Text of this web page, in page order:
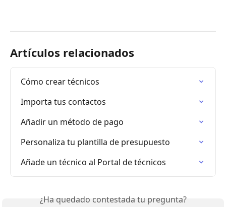
Artículos relacionados
Cómo crear técnicos
Importa tus contactos
Añadir un método de pago
Personaliza tu plantilla de presupuesto
Añade un técnico al Portal de técnicos
¿Ha quedado contestada tu pregunta?